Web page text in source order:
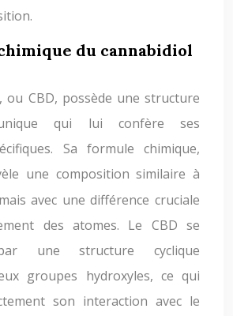
du cannabidiol
ou CBD, possède une structure
unique qui lui confère ses
Sa formule chimique,
une composition similaire à
avec une différence cruciale
des atomes. Le CBD se
une structure cyclique
groupes hydroxyles, ce qui
son interaction avec le